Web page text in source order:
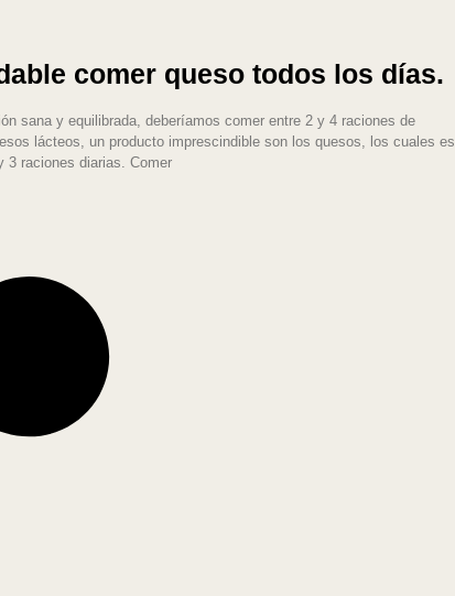
comer queso todos los días.
sana y equilibrada, deberíamos comer entre 2 y 4 raciones de
lácteos, un producto imprescindible son los quesos, los cuales es
3 raciones diarias. Comer